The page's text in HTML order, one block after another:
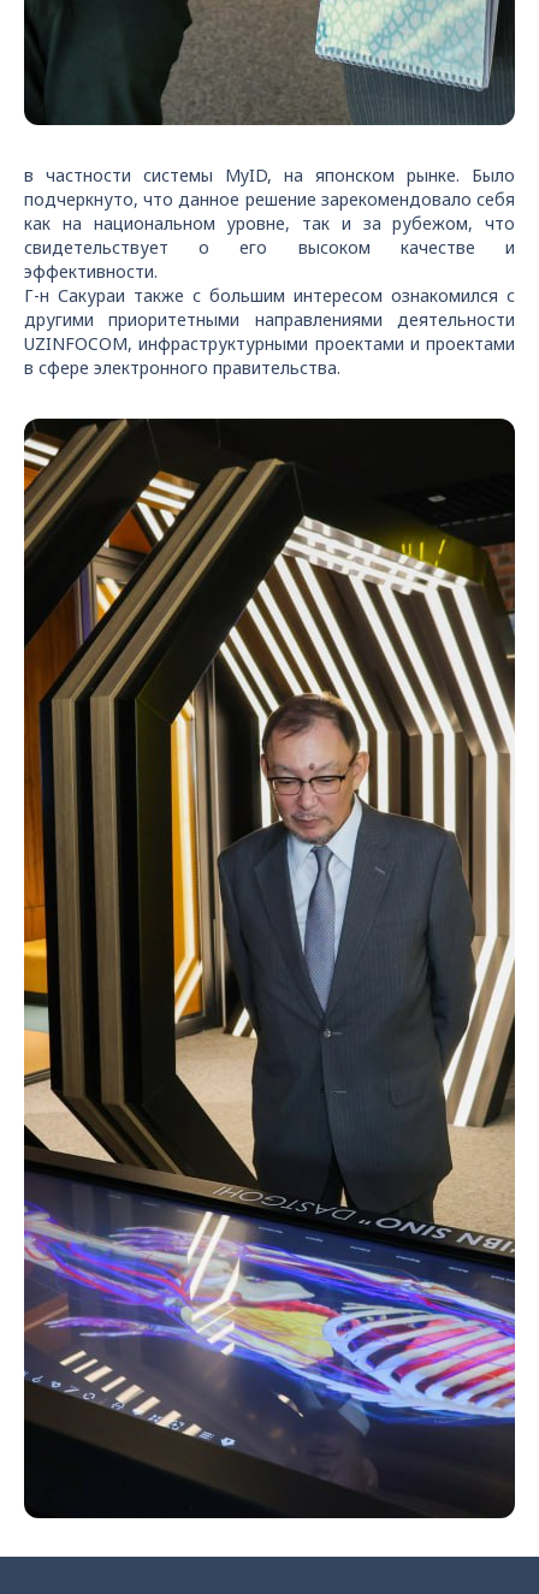
в частности системы MyID, на японском рынке. Было
подчеркнуто, что данное решение зарекомендовало себя
как на национальном уровне, так и за рубежом, что
свидетельствует о его высоком качестве и
эффективности.
Г-н Сакураи также с большим интересом ознакомился с
другими приоритетными направлениями деятельности
UZINFOCOM, инфраструктурными проектами и проектами
в сфере электронного правительства.